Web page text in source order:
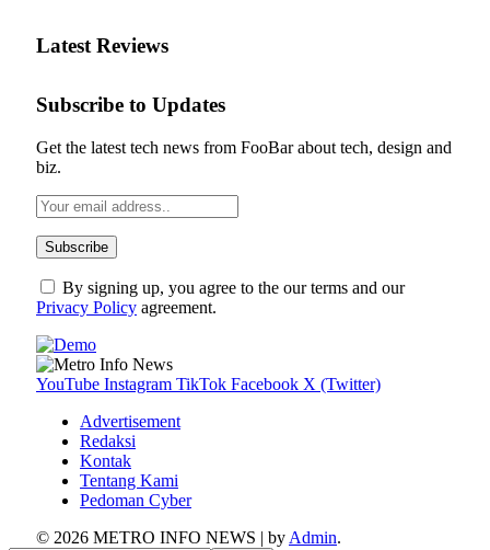
Latest Reviews
Subscribe to Updates
Get the latest tech news from FooBar about tech, design and
biz.
By signing up, you agree to the our terms and our
Privacy Policy agreement.
YouTube Instagram TikTok Facebook X (Twitter)
Advertisement
Redaksi
Kontak
Tentang Kami
Pedoman Cyber
© 2026 METRO INFO NEWS | by Admin.